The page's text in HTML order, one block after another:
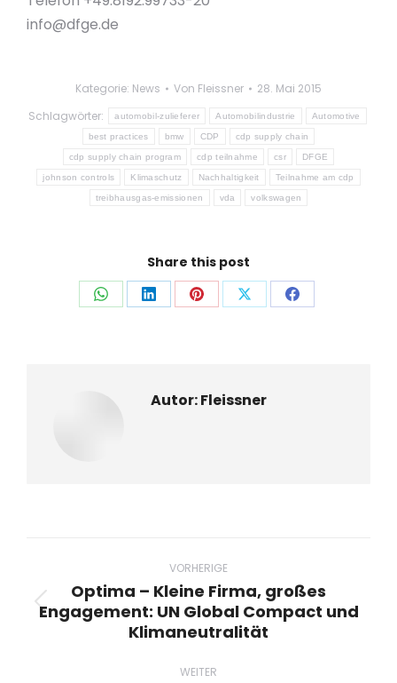
info@dfge.de
Kategorie: News Von Fleissner
28. Mai 2015
Schlagwörter:
automobil-zulieferer Automobilindustrie Automotive
best practices bmw CDP cdp supply chain
cdp supply chain program cdp teilnahme csr DFGE
johnson controls Klimaschutz Nachhaltigkeit Teilnahme am cdp
treibhausgas-emissionen vda volkswagen
Share this post
Auf
Auf
Auf
Auf
Auf
Autor:Fleissner
VORHERIGE
Vorheriger
Beitrag:
Optima – Kleine Firma, großes
Engagement: UN Global Compact und
Klimaneutralität
WEITER